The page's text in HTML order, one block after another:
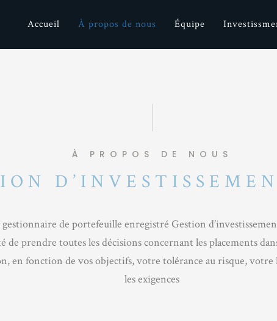
Accueil À propos de nous Équipe
À PROPOS DE NOUS
de portefeuille enregistré Gestion
de prendre toutes les décisions concernant les placements
en fonction de vos objectifs, votre tolérance au risque,
les exigences